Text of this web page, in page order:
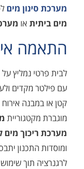
מיםלסטים רחבים
אומערכות סינון מים.
אישית
נמליץ על שילוב
ולעתים עם קווי
אירוח כדאי לשקול
מערכות ריכוך
מים לביתבמבנה
יתבסס על נתוני
שימוש בתצורות כגון